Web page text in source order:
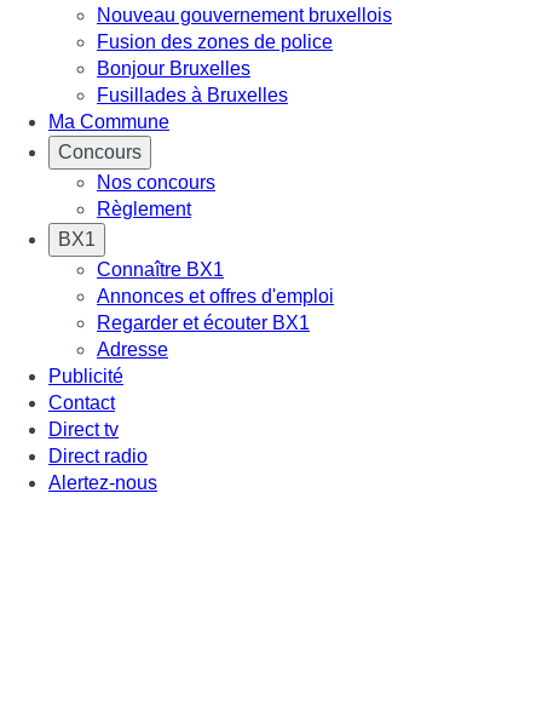
Nouveau gouvernement bruxellois
Fusion des zones de police
Bonjour Bruxelles
Fusillades à Bruxelles
Ma Commune
Concours
Nos concours
Règlement
BX1
Connaître BX1
Annonces et offres d'emploi
Regarder et écouter BX1
Adresse
Publicité
Contact
Direct tv
Direct radio
Alertez-nous